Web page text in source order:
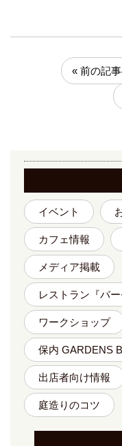
« 前の記
イベント
カフェ情報
メディア掲載
レストラン『バー
ワークショップ
保内 GARDENS
出店者向け情報
庭造りのコツ